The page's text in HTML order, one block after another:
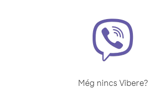
Még nincs Vibere?